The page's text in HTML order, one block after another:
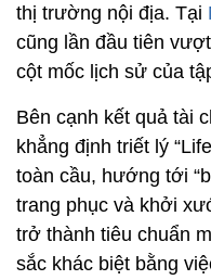
thị trường nội địa. Tại
cũng lần đầu tiên
cột mốc lịch sử của
Bên cạnh kết quả tài
khẳng định triết lý
toàn cầu, hướng tới
trang phục và khởi
trở thành tiêu chuẩn
sắc khác biệt bằng